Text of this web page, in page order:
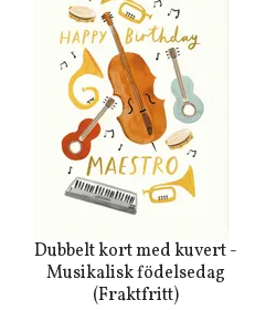
Dubbelt kort med kuvert -
Musikalisk födelsedag
(Fraktfritt)